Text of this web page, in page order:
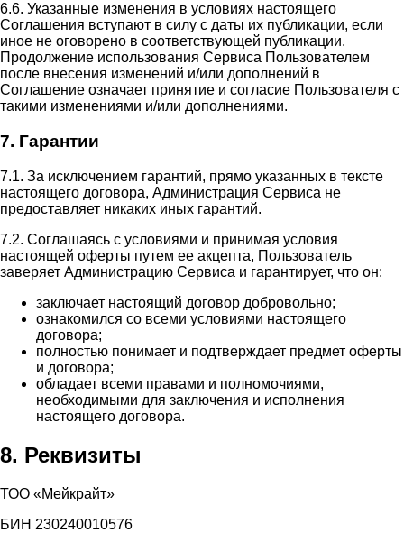
6.6. Указанные изменения в условиях настоящего
Соглашения вступают в силу с даты их публикации, если
иное не оговорено в соответствующей публикации.
Продолжение использования Сервиса Пользователем
после внесения изменений и/или дополнений в
Соглашение означает принятие и согласие Пользователя с
такими изменениями и/или дополнениями.
7. Гарантии
7.1. За исключением гарантий, прямо указанных в тексте
настоящего договора, Администрация Сервиса не
предоставляет никаких иных гарантий.
7.2. Соглашаясь с условиями и принимая условия
настоящей оферты путем ее акцепта, Пользователь
заверяет Администрацию Сервиса и гарантирует, что он:
заключает настоящий договор добровольно;
ознакомился со всеми условиями настоящего
договора;
полностью понимает и подтверждает предмет оферты
и договора;
обладает всеми правами и полномочиями,
необходимыми для заключения и исполнения
настоящего договора.
8. Реквизиты
ТОО «Мейкрайт»
БИН 230240010576